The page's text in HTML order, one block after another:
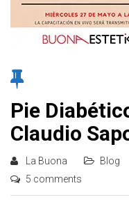
Pie
Claudio
La Buona Blog
5 comments